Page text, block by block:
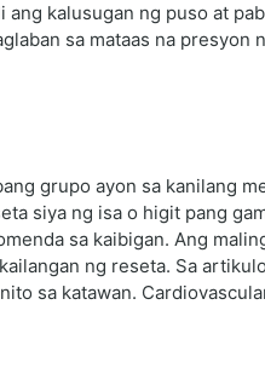
kalusugan ng puso at
sa mataas na
grupo ayon sa kanilang
siya ng isa o higit pang
sa kaibigan. Ang
ng reseta. Sa
sa katawan.